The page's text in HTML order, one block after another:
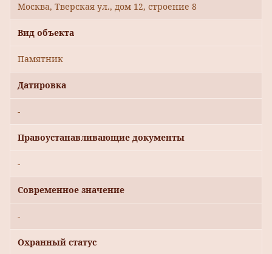
Москва, Тверская ул., дом 12, строение 8
Вид объекта
Памятник
Датировка
-
Правоустанавливающие документы
-
Современное значение
-
Охранный статус